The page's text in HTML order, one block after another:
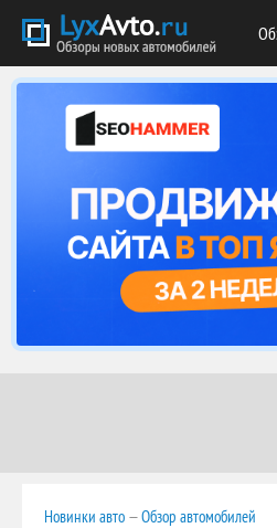
Новинки авто —Обзор автомобилей